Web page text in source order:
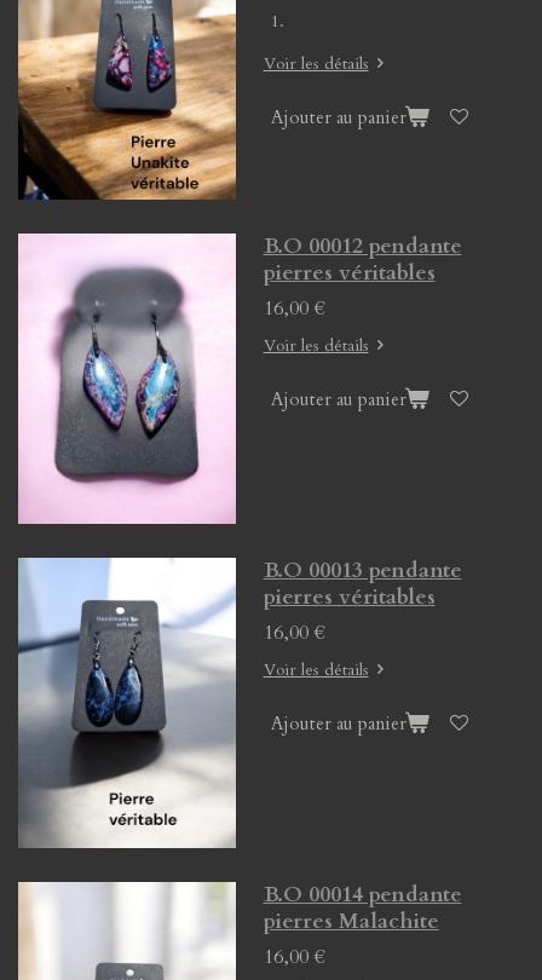
Voir les détails
Ajouter au panier
B.O 00012 pendante
pierres véritables
16,00 €
Voir les détails
Ajouter au panier
B.O 00013 pendante
pierres véritables
16,00 €
Voir les détails
Ajouter au panier
B.O 00014 pendante
pierres Malachite
16,00 €